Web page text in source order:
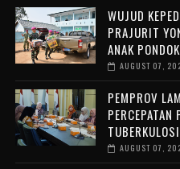
WUJUD
PRAJURIT
ANAK
AUGUST 07,
PEMPROV
PERCEPATAN
AUGUST 07,